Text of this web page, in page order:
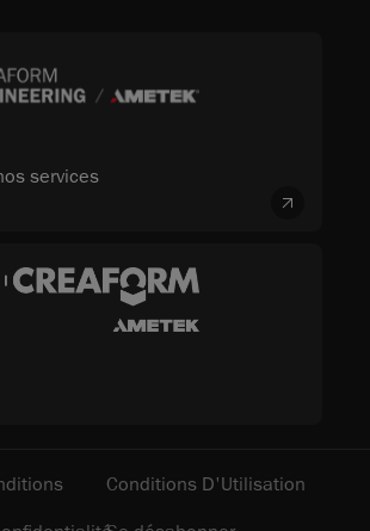
services
Conditions D'Utilisation